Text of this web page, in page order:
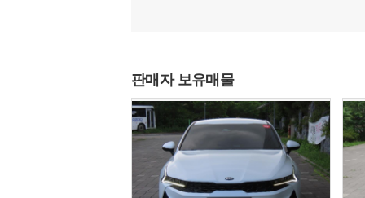
저희 풍년자동차는
박리다매 판매 및
전국 가격경쟁으로 인해,
시세대비 저렴하게 판매중입니다.
따라서 중고차 구매시,
정찰제 원칙으로 진행됨을 알려드립니다.
》중고차(할부/리스)금융서비스
판매자 보유매물